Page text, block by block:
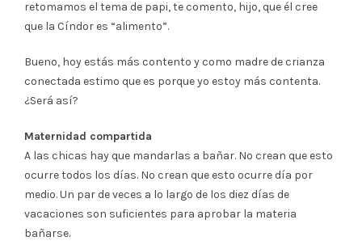
retomamos el tema de papi, te comento, hijo, que él cree
que la Cíndor es “alimento”.
Bueno, hoy estás más contento y como madre de crianza
conectada estimo que es porque yo estoy más contenta.
¿Será así?
Maternidad compartida
A las chicas hay que mandarlas a bañar. No crean que esto
ocurre todos los días. No crean que esto ocurre día por
medio. Un par de veces a lo largo de los diez días de
vacaciones son suficientes para aprobar la materia
bañarse.